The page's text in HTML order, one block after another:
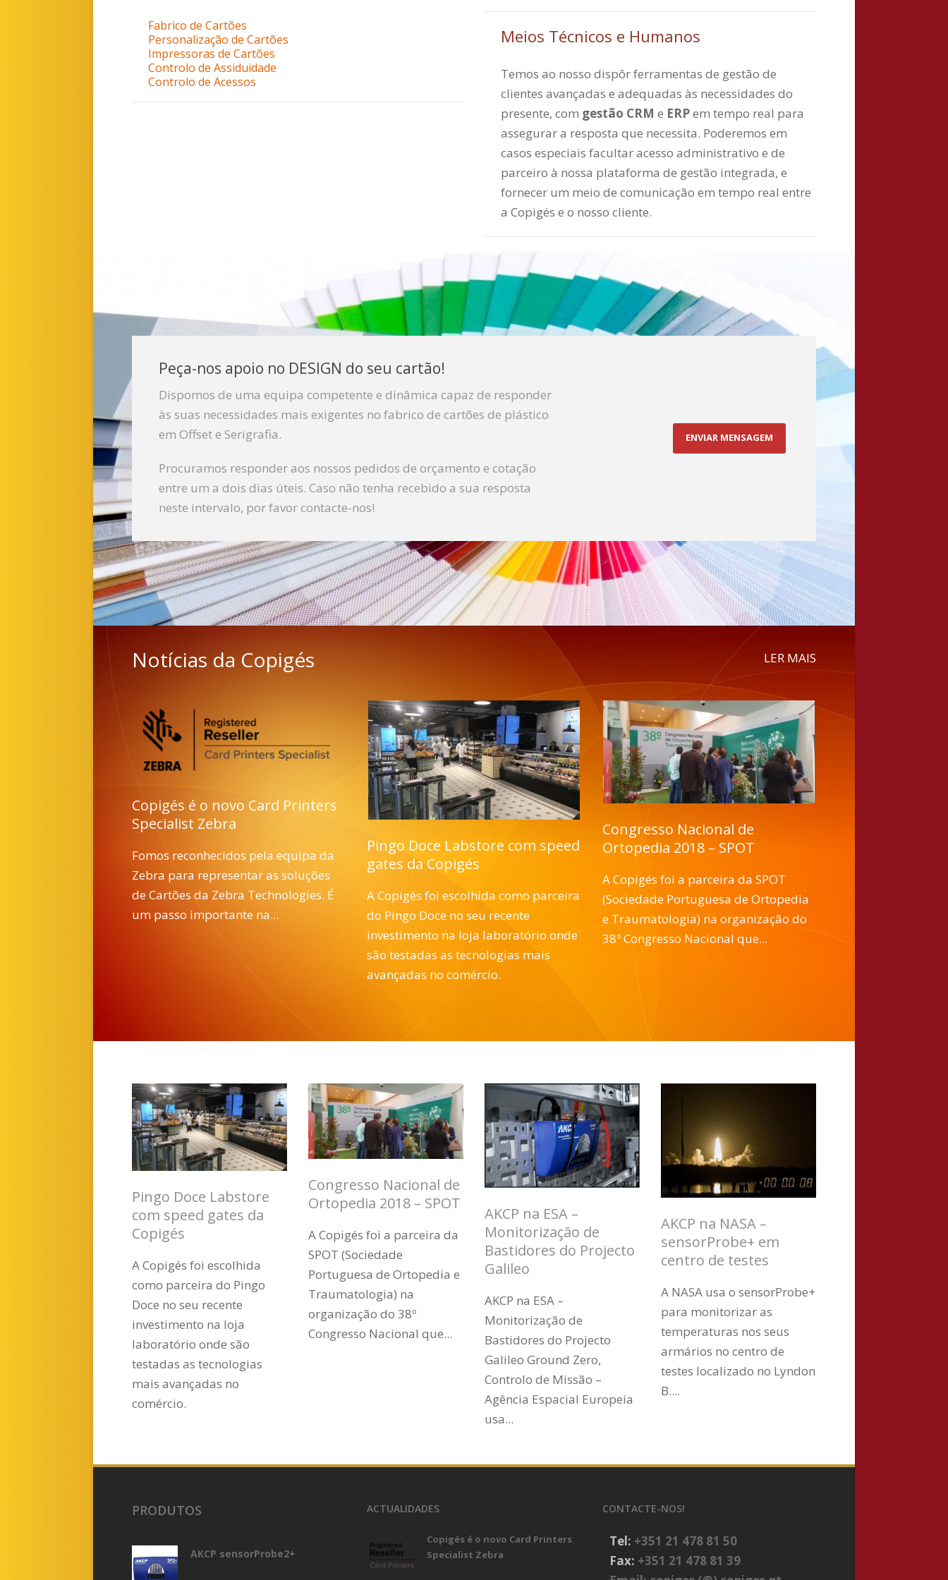
Fabrico de Cartões
Personalização de Cartões
Impressoras de Cartões
Controlo de Assiduidade
Controlo de Acessos
Meios Técnicos e Humanos
Temos ao nosso dispôr ferramentas de gestão de
clientes avançadas e adequadas às necessidades do
presente, com gestão CRM e ERPem tempo real para
assegurar a resposta que necessita. Poderemos em
casos especiais facultar acesso administrativo e de
parceiro à nossa plataforma de gestão integrada, e
fornecer um meio de comunicação em tempo real entre
a Copigés e o nosso cliente.
Peça-nos apoio no DESIGN do seu cartão!
Dispomos de uma equipa competente e dinâmica capaz de responder
às suas necessidades mais exigentes no fabrico de cartões de plástico
em Offset e Serigrafia.
Procuramos responder aos nossos pedidos de orçamento e cotação
entre um a dois dias úteis. Caso não tenha recebido a sua resposta
neste intervalo, por favor contacte-nos!
ENVIAR MENSAGEM
Notícias da Copigés LER MAIS
Copigés é o novo Card Printers
Specialist Zebra
Fomos reconhecidos pela equipa da
Zebra para representar as soluções
de Cartões da Zebra Technologies. É
um passo importante na...
Pingo Doce Labstore com speed
gates da Copigés
A Copigés foi escolhida como parceira
do Pingo Doce no seu recente
investimento na loja laboratório onde
são testadas as tecnologias mais
avançadas no comércio.
Congresso Nacional de
Ortopedia 2018 – SPOT
A Copigés foi a parceira da SPOT
(Sociedade Portuguesa de Ortopedia
e Traumatologia) na organização do
38º Congresso Nacional que...
Pingo Doce Labstore
com speed gates da
Copigés
A Copigés foi escolhida
como parceira do Pingo
Doce no seu recente
investimento na loja
laboratório onde são
testadas as tecnologias
mais avançadas no
comércio.
Congresso Nacional de
Ortopedia 2018 – SPOT
A Copigés foi a parceira da
SPOT (Sociedade
Portuguesa de Ortopedia e
Traumatologia) na
organização do 38º
Congresso Nacional que...
AKCP na ESA –
Monitorização de
Bastidores do Projecto
Galileo
AKCP na ESA –
Monitorização de
Bastidores do Projecto
Galileo Ground Zero,
Controlo de Missão –
Agência Espacial Europeia
usa...
AKCP na NASA –
sensorProbe+ em
centro de testes
A NASA usa o sensorProbe+
para monitorizar as
temperaturas nos seus
armários no centro de
testes localizado no Lyndon
B....
PRODUTOS
AKCP sensorProbe2+
ACTUALIDADES
Copigés é o novo Card Printers
Specialist Zebra
CONTACTE-NOS!
Tel: +351 21 478 81 50
Fax: +351 21 478 81 39